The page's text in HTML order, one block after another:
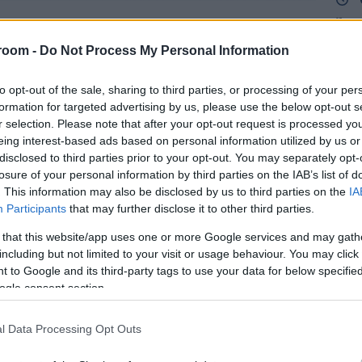
- Do Not Process My Personal Information
opt-out of the sale, sharing to third parties, or processing of your
for targeted advertising by us, please use the below opt-out
selection. Please note that after your opt-out request is processed
interest-based ads based on personal information utilized by us
to third parties prior to your opt-out. You may separately
of your personal information by third parties on the IAB’s list of
This information may also be disclosed by us to third parties on the
Participants that may further disclose it to other third parties.
that this website/app uses one or more Google services and may
but not limited to your visit or usage behaviour. You may
to Google and its third-party tags to use your data for below
consent section.
Data Processing Opt Outs
να παρουσιάσουν οι ροές αργού
Αραβία προς την Κίνα τον επόμενο
στη Μέση Ανατολή προκαλεί
ενέργειας.
των εμπόρων πετρελαίου, ο μεγαλύτερος
να περιορίσει τις αποστολές του προς την
βαρέλια για τον Μάιο, καταγράφοντας μια
τα 40 εκατομμύρια βαρέλια του Απριλίου.
στην αποσταθεροποίηση των θαλάσσιων
των τιμών, που αναγκάζουν σε
εφοδιασμού.
η